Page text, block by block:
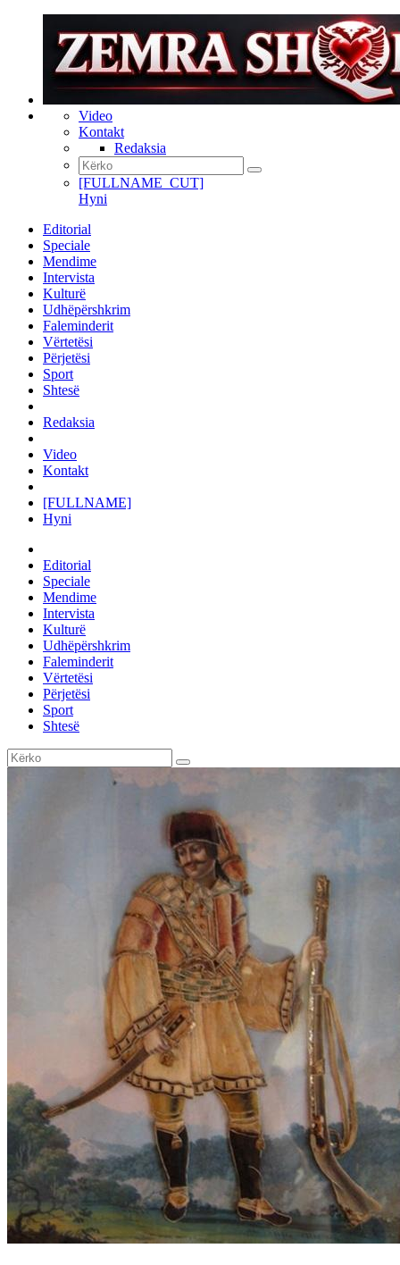
Video
Kontakt
Redaksia
[FULLNAME_CUT]
Hyni
Editorial
Speciale
Mendime
Intervista
Kulturë
Udhëpërshkrim
Faleminderit
Vërtetësi
Përjetësi
Sport
Shtesë
Redaksia
Video
Kontakt
[FULLNAME]
Hyni
Editorial
Speciale
Mendime
Intervista
Kulturë
Udhëpërshkrim
Faleminderit
Vërtetësi
Përjetësi
Sport
Shtesë